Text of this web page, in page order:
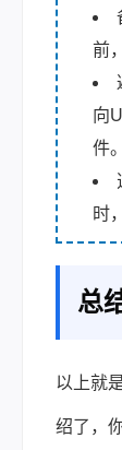
前
向
件。
时
总
以上就
绍了，